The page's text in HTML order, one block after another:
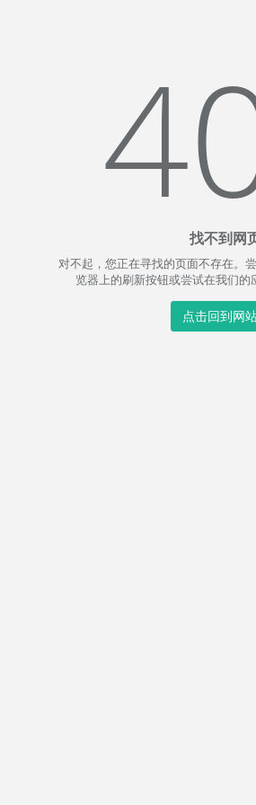
找不到网
对不起，您正在寻找的页面不存在。
览器上的刷新按钮或尝试在我们的
点击回到网